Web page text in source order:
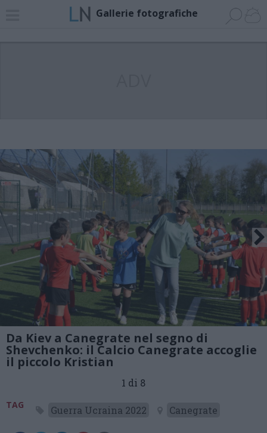
Gallerie fotografiche
Da Kiev a Canegrate nel segno di
Shevchenko: il Calcio Canegrate accoglie
il piccolo Kristian
1 di 8
TAG Guerra Ucraina 2022 Canegrate